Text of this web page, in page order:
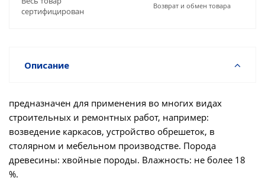
сертифицирован
Возврат и обмен товара
Описание
предназначен для применения во многих видах
строительных и ремонтных работ, например:
возведение каркасов, устройство обрешеток, в
столярном и мебельном производстве. Порода
древесины: хвойные породы. Влажность: не более 18
%.